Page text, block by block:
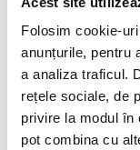
Folosim cookie-
anunțurile, pentru
a analiza traficul.
rețele sociale, de
privire la modul în
pot combina cu
Caracteristică
Opțiune de
racord